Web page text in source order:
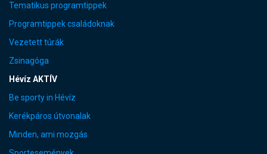
Tematikus programtippek
Programtippek családoknak
Vezetett túrák
Zsinagóga
Hévíz AKTÍV
Be sporty in Hévíz
Kerékpáros útvonalak
Minden, ami mozgás